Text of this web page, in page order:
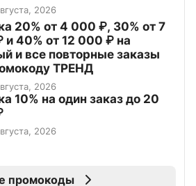
2026
20% от 4 000 ₽, 30% от 7
и 40% от 12 000 ₽ на
и все повторные заказы
ТРЕНД
2026
10% на один заказ до 20
2026
промокоды